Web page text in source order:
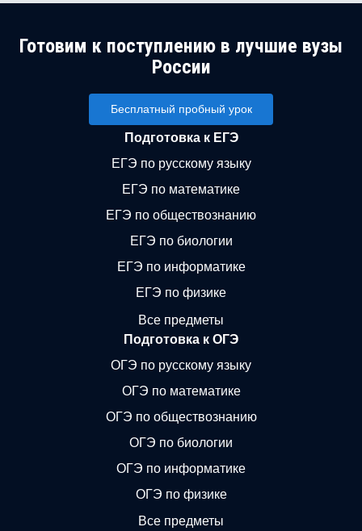
Готовим к поступлению в лучшие вузы
России
Бесплатный пробный урок
Подготовка к ЕГЭ
ЕГЭ по русскому языку
ЕГЭ по математике
ЕГЭ по обществознанию
ЕГЭ по биологии
ЕГЭ по информатике
ЕГЭ по физике
Все предметы
Подготовка к ОГЭ
ОГЭ по русскому языку
ОГЭ по математике
ОГЭ по обществознанию
ОГЭ по биологии
ОГЭ по информатике
ОГЭ по физике
Все предметы